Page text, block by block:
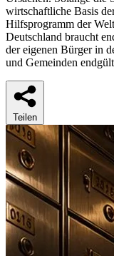
wirtschaftliche Basis
Hilfsprogramm der
Deutschland braucht
der eigenen Bürger in
und Gemeinden
Teilen